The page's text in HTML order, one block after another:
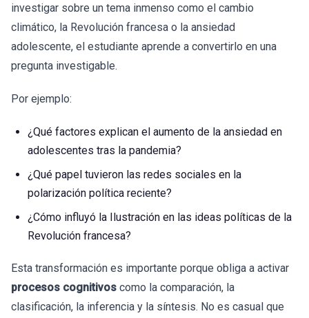
investigar sobre un tema inmenso como el cambio
climático, la Revolución francesa o la ansiedad
adolescente, el estudiante aprende a convertirlo en una
pregunta investigable.
Por ejemplo:
¿Qué factores explican el aumento de la ansiedad en
adolescentes tras la pandemia?
¿Qué papel tuvieron las redes sociales en la
polarización política reciente?
¿Cómo influyó la Ilustración en las ideas políticas de la
Revolución francesa?
Esta transformación es importante porque obliga a activar
procesos cognitivos como la comparación, la
clasificación, la inferencia y la síntesis. No es casual que